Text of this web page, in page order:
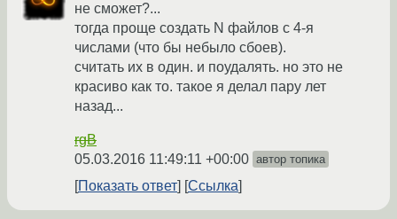
не сможет?...
тогда проще создать N файлов с 4-я
числами (что бы небыло сбоев).
считать их в один. и поудалять. но это не
красиво как то. такое я делал пару лет
назад...
rgB
05.03.2016 11:49:11 +00:00 автор топика
Показать ответ Ссылка